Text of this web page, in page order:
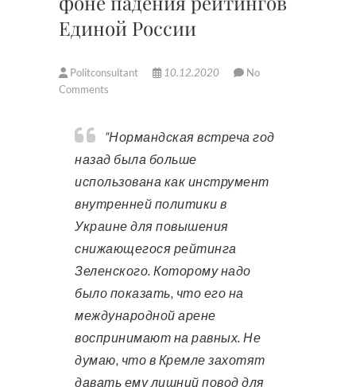
Единой России
Politconsultant 10.12.2020
No
Comments
“Нормандская встреча год
назад была больше
использована как инструмент
внутренней политики в
Украине для повышения
снижающегося рейтинга
Зеленского. Которому надо
было показать, что его на
международной арене
воспринимают на равных. Не
думаю, что в Кремле захотят
давать ему лишний повод для